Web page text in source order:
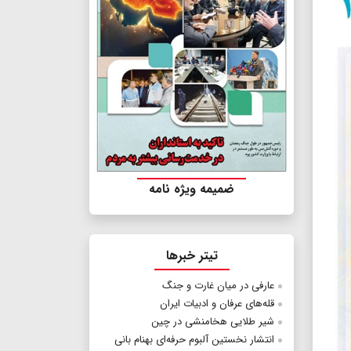
ضمیمه ویژه نامه
تیتر خبرها
عارفی در میان غارت و جنگ
قله‌های عرفان و ادبیات ایران
شیر طلایی هخامنشی در چین
انتشار نخستین آلبوم حرفه‌ای بهنام بانی